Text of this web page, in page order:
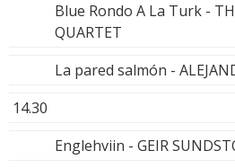
Blue Rondo A La Turk -
QUARTET
La pared salmón -
14.30
Englehviin - GEIR